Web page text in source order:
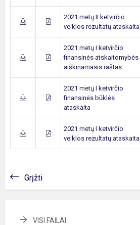
2021 metų II ketvirčio
veiklos rezultatų ataskaita
2021 metų I ketvirčio
finansinės atskaitomybės
aiškinamasis raštas
2021 metų I ketvirčio
finansinės būklės
ataskaita
2021 metų I ketvirčio
veiklos rezultatų ataskaita
Grįžti
VISI FAILAI